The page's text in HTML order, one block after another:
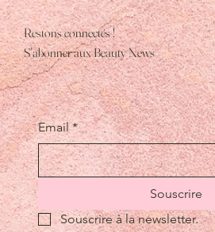
Quelles coiffures avec
en valeur le volume et la
Restons connectés !
S'abonner aux Beauty News
Email *
Souscrire
Souscrire à la newsletter.